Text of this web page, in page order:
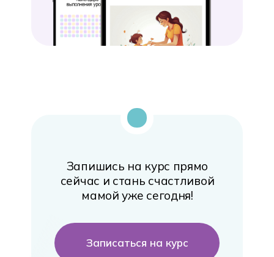
Запишись на курс прямо
сейчас и стань счастливой
мамой уже сегодня!
Записаться на курс